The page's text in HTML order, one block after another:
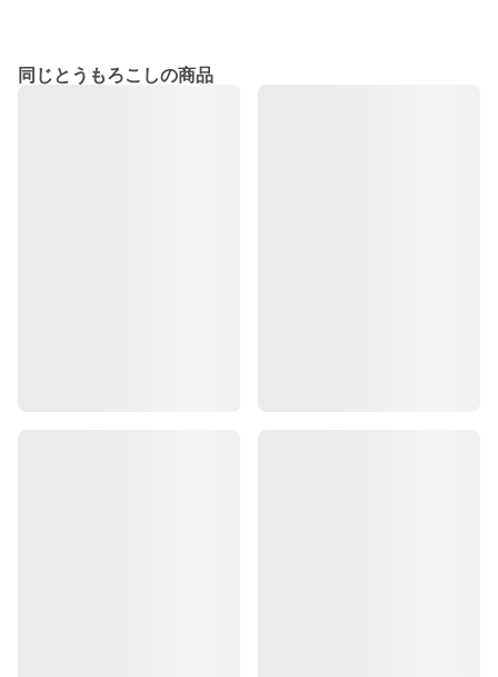
同じとうもろこしの商品